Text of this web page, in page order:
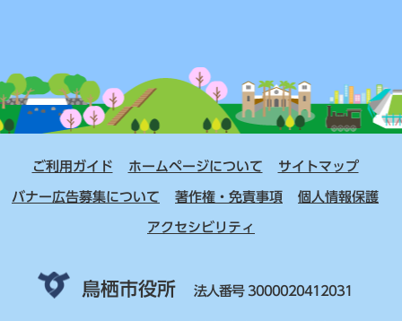
ご利用ガイド ホームページについて サイトマップ
バナー広告募集について 著作権・免責事項 個人情報保護
アクセシビリティ
鳥栖市役所 法人番号 3000020412031